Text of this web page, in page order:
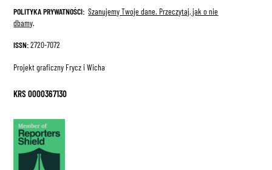
POLITYKA PRYWATNOŚCI: Szanujemy Twoje dane. Przeczytaj, jak o nie
dbamy.
ISSN:2720-7072
Projekt graficzny Frycz i Wicha
KRS 0000367130